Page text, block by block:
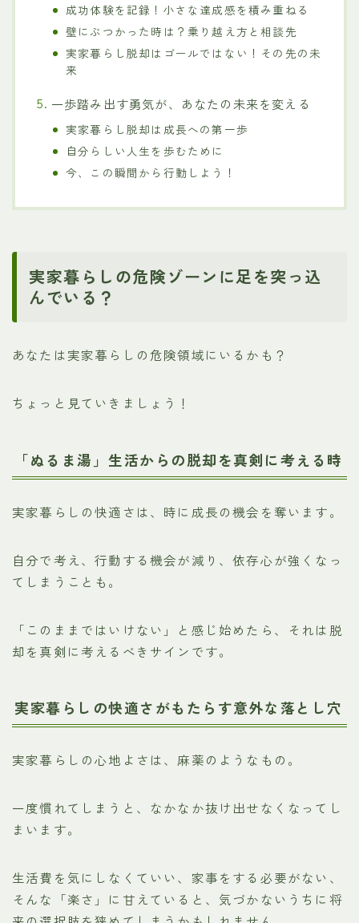
成功体験を記録！小さな達成感を積み重ねる
壁にぶつかった時は？乗り越え方と相談先
実家暮らし脱却はゴールではない！その先の未
来
一歩踏み出す勇気が、あなたの未来を変える
実家暮らし脱却は成長への第一歩
自分らしい人生を歩むために
今、この瞬間から行動しよう！
実家暮らしの危険ゾーンに足を突っ込
んでいる？
あなたは実家暮らしの危険領域にいるかも？
ちょっと見ていきましょう！
「ぬるま湯」生活からの脱却を真剣に考える時
実家暮らしの快適さは、時に成長の機会を奪います。
自分で考え、行動する機会が減り、依存心が強くなっ
てしまうことも。
「このままではいけない」と感じ始めたら、それは脱
却を真剣に考えるべきサインです。
実家暮らしの快適さがもたらす意外な落とし穴
実家暮らしの心地よさは、麻薬のようなもの。
一度慣れてしまうと、なかなか抜け出せなくなってし
まいます。
生活費を気にしなくていい、家事をする必要がない、
そんな「楽さ」に甘えていると、気づかないうちに将